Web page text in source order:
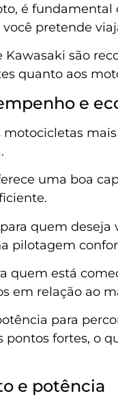
é
pretende
Kawasaki são
quanto aos
e
motocicletas
uma boa
quem
pilotagem
quem está
em relação ao
para
fortes, o
e potência